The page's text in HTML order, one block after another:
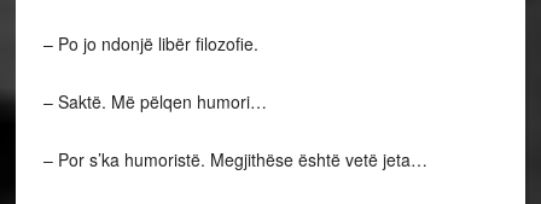
– Po jo ndonjë libër filozofie.
– Saktë. Më pëlqen humori…
– Por s’ka humoristë. Megjithëse është vetë jeta…